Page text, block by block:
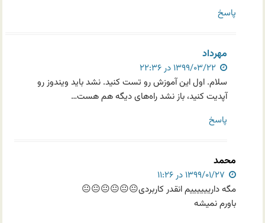
پاسخ
مهرداد
سلام. اول این آموزش رو تست کنید. نشد باید ویندوز رو
آپدیت کنید، باز نشد راه‌های دیگه هم هست…
پاسخ
محمد
مگه دارییییییم انقدر کاربردی😐😐😐😐😐😐
باورم نمیشه